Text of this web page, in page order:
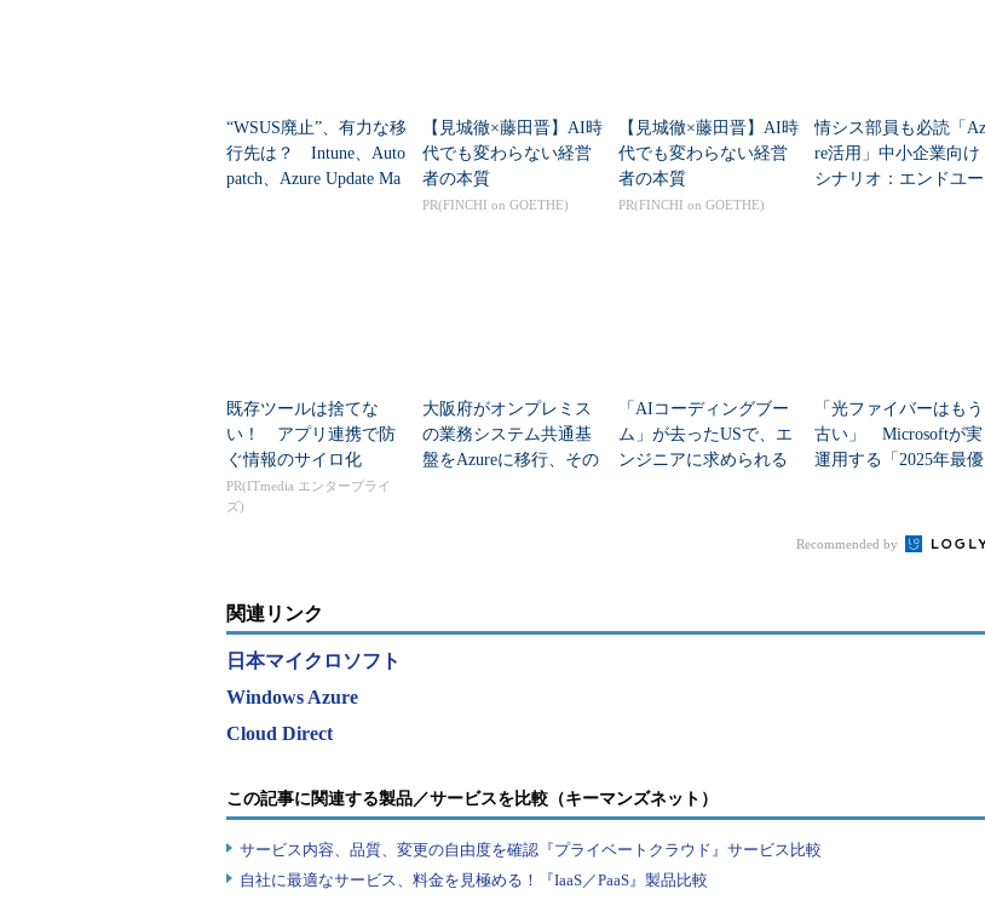
本の顧客は“距離的に近いAzureのDCを利用したい場合”であっても、シンガポールか香
を利用するしかなく、エンタープライズ顧客が検討する際の障壁となっていた。日本マ
イクロソフトの樋口泰行社長は、「海外のDCを利用する場合に比べて、日本DCではレ
イテンシが3倍以上改善する」と説明した。
DCで相互に複製されることで、合計6重のレプリカが保持される仕組み。データは東日
本と西日本の2つのリージョン間で移動、複製されるだけなので「データは国外には出な
い」（樋口社長）とのことだ。
“WSUS廃止”、有力な移
行先は？ Intune、Auto
patch、Azure Update Ma
【見城徹×藤田晋】AI時
代でも変わらない経営
者の本質
PR(FINCHI on GOETHE)
【見城徹×藤田晋】AI時
代でも変わらない経営
者の本質
PR(FINCHI on GOETHE)
情シス部員も必読「
re活用」中小企業向け
シナリオ：エンドユー
既存ツールは捨てな
い！ アプリ連携で防
ぐ情報のサイロ化
PR(ITmedia エンタープライ
ズ)
大阪府がオンプレミス
の業務システム共通基
盤をAzureに移行、その
「AIコーディングブー
ム」が去ったUSで、エ
ンジニアに求められる
「光ファイバーはもう
古い」 Microsoftが実
運用する「2025年最優
Recommended by
関連リンク
日本マイクロソフト
Windows Azure
Cloud Direct
この記事に関連する製品／サービスを比較（キーマンズネット）
サービス内容、品質、変更の自由度を確認『プライベートクラウド』サービス比較
自社に最適なサービス、料金を見極める！『IaaS／PaaS』製品比較